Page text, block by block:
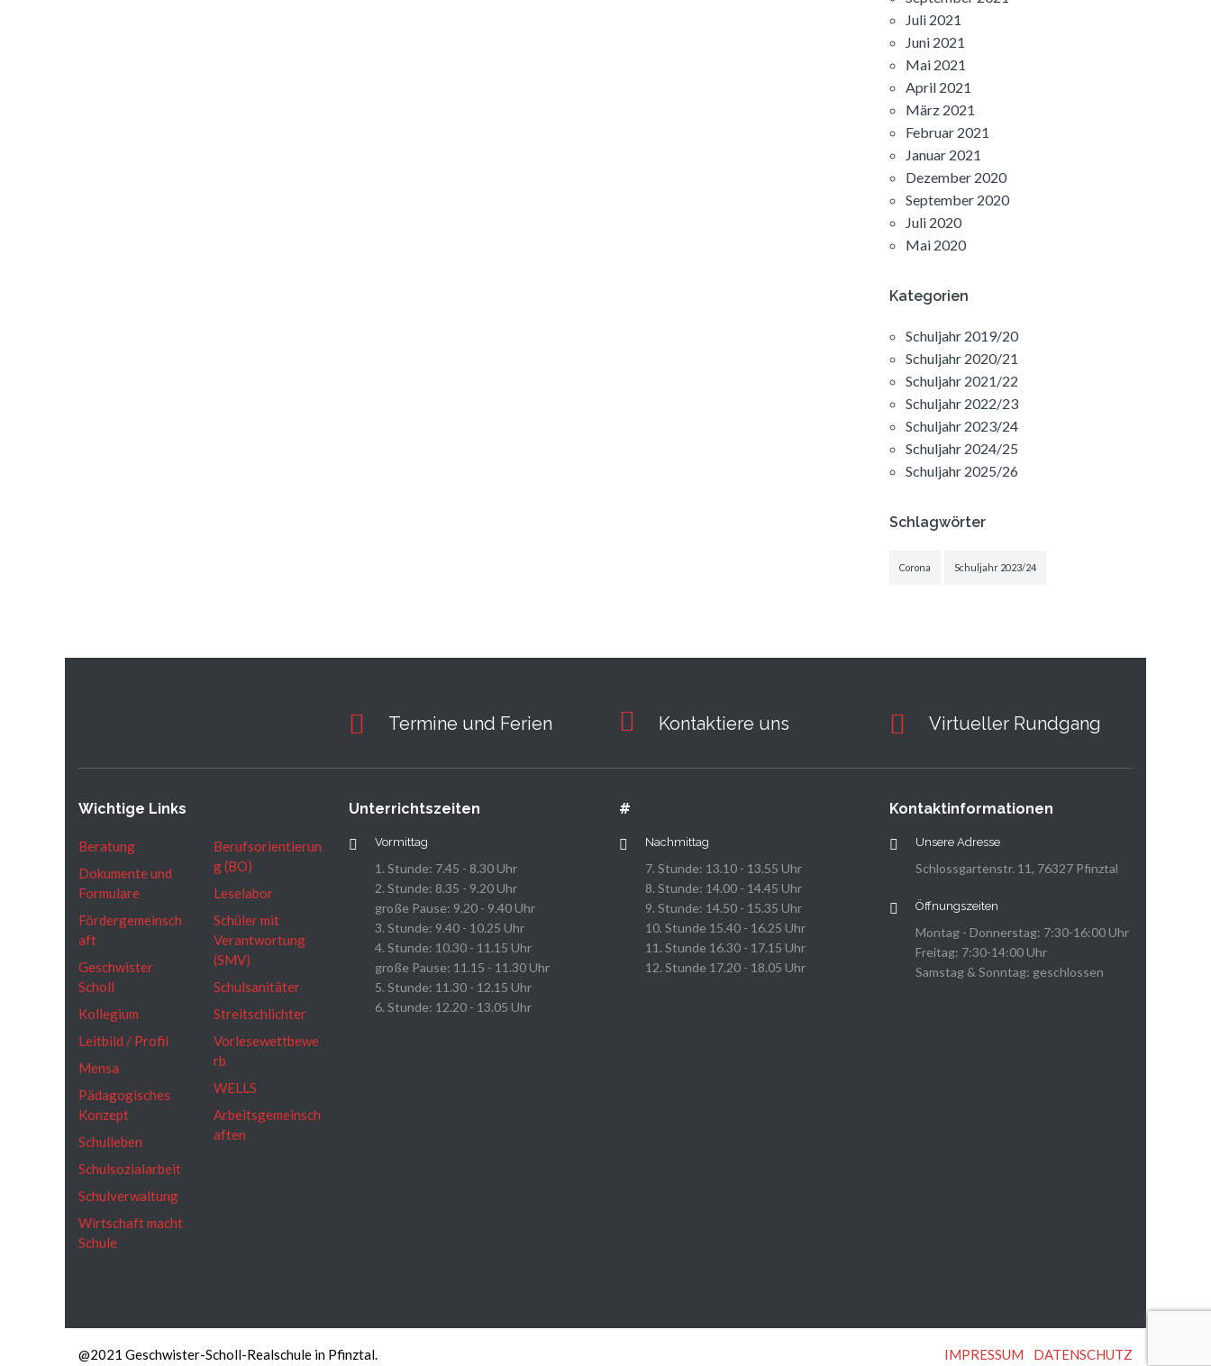
Juli 2021
Juni 2021
Mai 2021
April 2021
März 2021
Februar 2021
Januar 2021
Dezember 2020
September 2020
Juli 2020
Mai 2020
Kategorien
Schuljahr 2019/20
Schuljahr 2020/21
Schuljahr 2021/22
Schuljahr 2022/23
Schuljahr 2023/24
Schuljahr 2024/25
Schuljahr 2025/26
Schlagwörter
Corona Schuljahr 2023/24
Termine und Ferien Kontaktiere uns Virtueller Rundgang
Wichtige Links
Beratung
Dokumente und
Formulare
Fördergemeinsch
aft
Geschwister
Scholl
Kollegium
Leitbild / Profil
Mensa
Pädagogisches
Konzept
Schulleben
Schulsozialarbeit
Schulverwaltung
Wirtschaft macht
Schule
Berufsorientierun
g (BO)
Leselabor
Schüler mit
Verantwortung
(SMV)
Schulsanitäter
Streitschlichter
Vorlesewettbewe
rb
WELLS
Arbeitsgemeinsch
aften
Unterrichtszeiten
Vormittag
1. Stunde: 7.45 - 8.30 Uhr
2. Stunde: 8.35 - 9.20 Uhr
große Pause: 9.20 - 9.40 Uhr
3. Stunde: 9.40 - 10.25 Uhr
4. Stunde: 10.30 - 11.15 Uhr
große Pause: 11.15 - 11.30 Uhr
5. Stunde: 11.30 - 12.15 Uhr
6. Stunde: 12.20 - 13.05 Uhr
#
Nachmittag
7. Stunde: 13.10 - 13.55 Uhr
8. Stunde: 14.00 - 14.45 Uhr
9. Stunde: 14.50 - 15.35 Uhr
10. Stunde 15.40 - 16.25 Uhr
11. Stunde 16.30 - 17.15 Uhr
12. Stunde 17.20 - 18.05 Uhr
Kontaktinformationen
Unsere Adresse
Schlossgartenstr. 11, 76327 Pfinztal
Öffnungszeiten
Montag - Donnerstag: 7:30-16:00 Uhr
Freitag: 7:30-14:00 Uhr
Samstag & Sonntag: geschlossen
@2021 Geschwister-Scholl-Realschule in Pfinztal. IMPRESSUM DATENSCHUTZ